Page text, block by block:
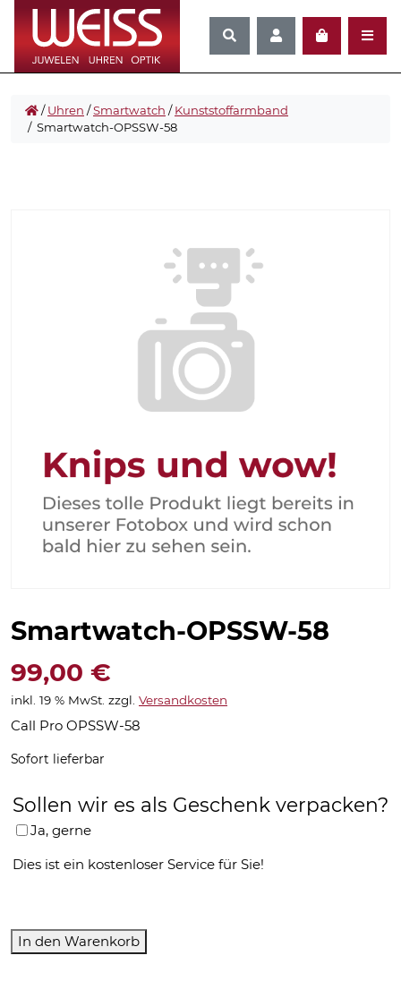
/Uhren /Smartwatch /Kunststoffarmband
/ Smartwatch-OPSSW-58
Smartwatch-OPSSW-58
99,00 €
inkl. 19 % MwSt. zzgl. Versandkosten
Call Pro OPSSW-58
Sofort lieferbar
Sollen wir es als Geschenk verpacken?
Ja, gerne
Dies ist ein kostenloser Service für Sie!
Smartwatch-
OPSSW-
In den Warenkorb